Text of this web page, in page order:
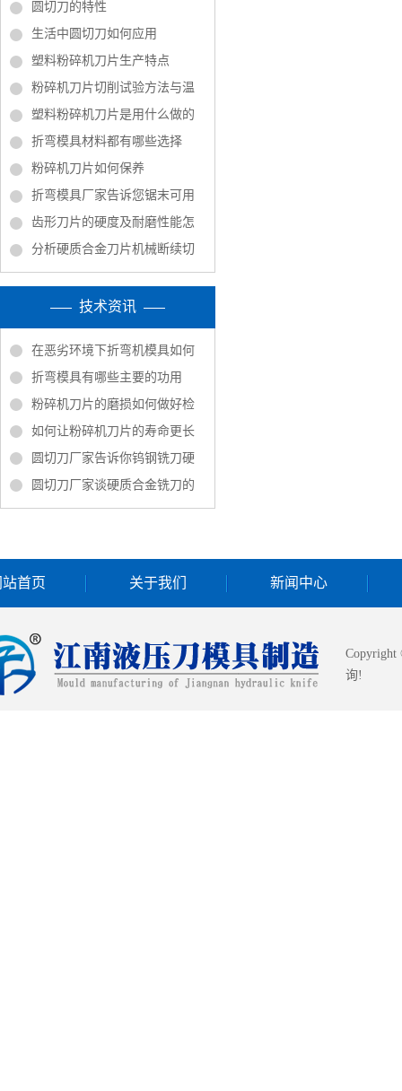
圆切刀的特性
生活中圆切刀如何应用
塑料粉碎机刀片生产特点
粉碎机刀片切削试验方法与温
塑料粉碎机刀片是用什么做的
折弯模具材料都有哪些选择
粉碎机刀片如何保养
折弯模具厂家告诉您锯末可用
齿形刀片的硬度及耐磨性能怎
分析硬质合金刀片机械断续切
技术资讯
在恶劣环境下折弯机模具如何
折弯模具有哪些主要的功用
粉碎机刀片的磨损如何做好检
如何让粉碎机刀片的寿命更长
圆切刀厂家告诉你钨钢铣刀硬
圆切刀厂家谈硬质合金铣刀的
首页 关于我们 新闻中心
Copyright
询!